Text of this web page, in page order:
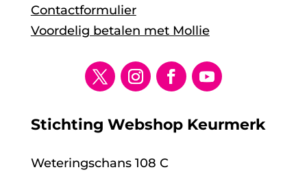
Contactformulier
Voordelig betalen met Mollie
Stichting Webshop Keurmerk
Weteringschans 108 C